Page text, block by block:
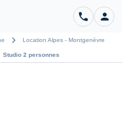
phone person
chevron_right Location Alpes - Montgenèvre
Studio 2 personnes